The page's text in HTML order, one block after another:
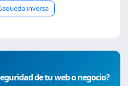
inversa
de tu web o negocio?